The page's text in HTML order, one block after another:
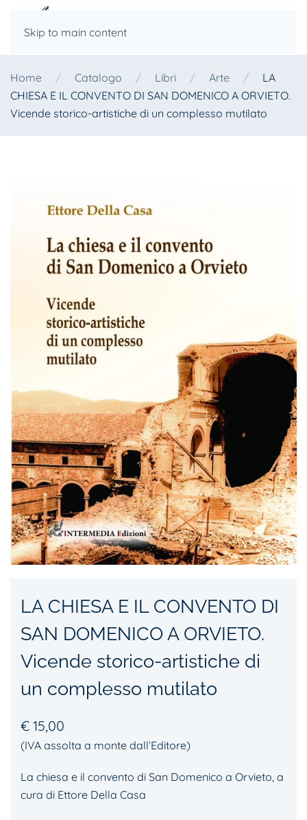
Skip to main content
Home Catalogo Libri Arte
LA
CHIESA E IL CONVENTO DI SAN DOMENICO A ORVIETO.
Vicende storico-artistiche di un complesso mutilato
LA CHIESA E IL CONVENTO DI
SAN DOMENICO A ORVIETO.
Vicende storico-artistiche di
un complesso mutilato
€ 15,00
(IVA assolta a monte dall’Editore)
La chiesa e il convento di San Domenico a Orvieto, a
cura di Ettore Della Casa